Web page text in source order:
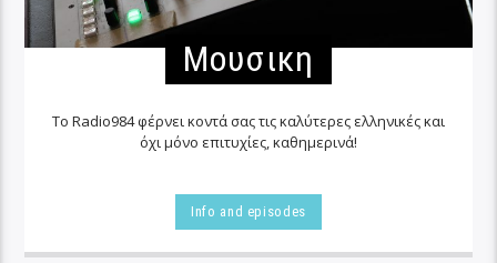
Μουσικη
Το Radio984 φέρνει κοντά σας τις καλύτερες ελληνικές και
όχι μόνο επιτυχίες, καθημερινά!
Info and episodes